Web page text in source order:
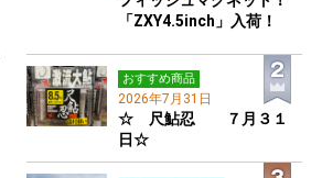
「ZXY4.5inch」入荷！
おすすめ商品
2026年7月31日
☆ 尺鮎忍 ７月３１
日☆